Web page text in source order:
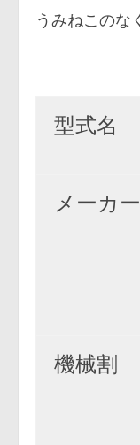
うみねこのな
型式名
メーカ
機械割